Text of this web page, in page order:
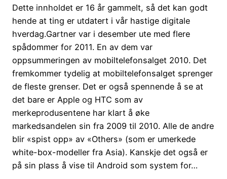
Dette innholdet er 16 år gammelt, så det kan godt
hende at ting er utdatert i vår hastige digitale
hverdag.Gartner var i desember ute med flere
spådommer for 2011. En av dem var
oppsummeringen av mobiltelefonsalget 2010. Det
fremkommer tydelig at mobiltelefonsalget sprenger
de fleste grenser. Det er også spennende å se at
det bare er Apple og HTC som av
merkeprodusentene har klart å øke
markedsandelen sin fra 2009 til 2010. Alle de andre
blir «spist opp» av «Others» (som er umerkede
white-box-modeller fra Asia). Kanskje det også er
på sin plass å vise til Android som system for…